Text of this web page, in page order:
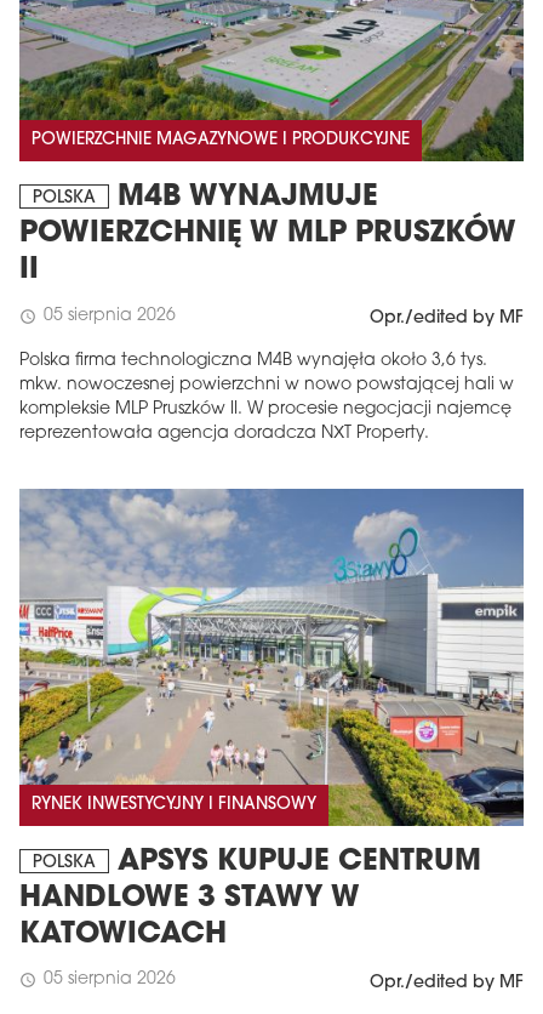
POWIERZCHNIE MAGAZYNOWE I PRODUKCYJNE
POLSKA
M4B WYNAJMUJE
POWIERZCHNIĘ W MLP PRUSZKÓW
II
schedule 05 sierpnia 2026 Opr./edited by MF
Polska firma technologiczna M4B wynajęła około 3,6 tys.
mkw. nowoczesnej powierzchni w nowo powstającej hali w
kompleksie MLP Pruszków II. W procesie negocjacji najemcę
reprezentowała agencja doradcza NXT Property.
RYNEK INWESTYCYJNY I FINANSOWY
POLSKA
APSYS KUPUJE CENTRUM
HANDLOWE 3 STAWY W
KATOWICACH
schedule 05 sierpnia 2026 Opr./edited by MF